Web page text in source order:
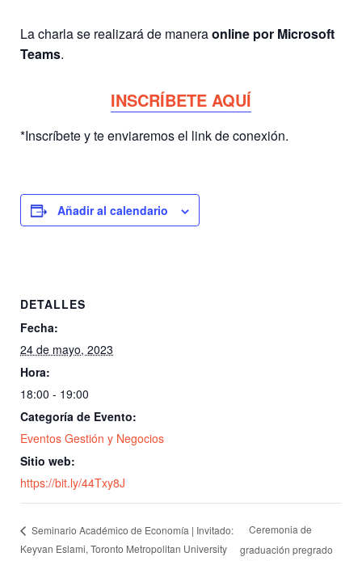
La charla se realizará de maneraonline por Microsoft
Teams.
INSCRÍBETE AQUÍ
*Inscríbete y te enviaremos el link de conexión.
Añadir al calendario
DETALLES
Fecha:
24 de mayo, 2023
Hora:
18:00 - 19:00
Categoría de Evento:
Eventos Gestión y Negocios
Sitio web:
https://bit.ly/44Txy8J
Seminario Académico de Economía | Invitado:
Keyvan Eslami, Toronto Metropolitan University
Ceremonia de
graduación pregrado